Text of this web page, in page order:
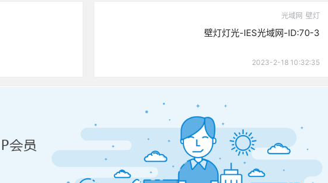
光域网 壁灯
壁灯灯光-IES光域网-ID:70-3
2023-2-18 10:32:35